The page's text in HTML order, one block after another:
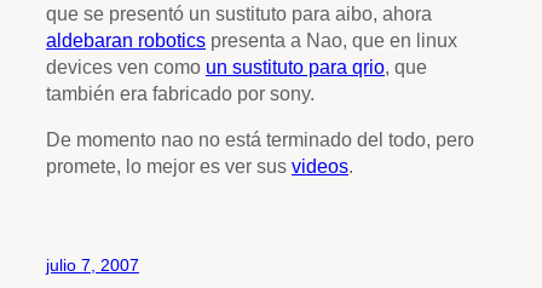
que se presentó un sustituto para aibo, ahora
aldebaran robotics presenta a Nao, que en linux
devices ven como un sustituto para qrio, que
también era fabricado por sony.
De momento nao no está terminado del todo, pero
promete, lo mejor es ver sus videos.
julio 7, 2007